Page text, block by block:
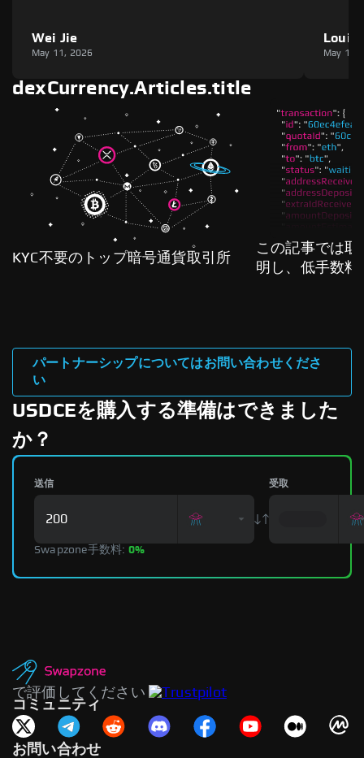
Wei Jie
May 11, 2026
Louie
May 11,
dexCurrency.Articles.title
KYC不要のトップ暗号通貨取引所
この記事では
明し、低手数
パートナーシップについてはお問い合わせくださ
い
USDCEを購入する準備はできました
か？
送信 受取
Swapzone手数料: 0%
で評価してください
コミュニティ
お問い合わせ